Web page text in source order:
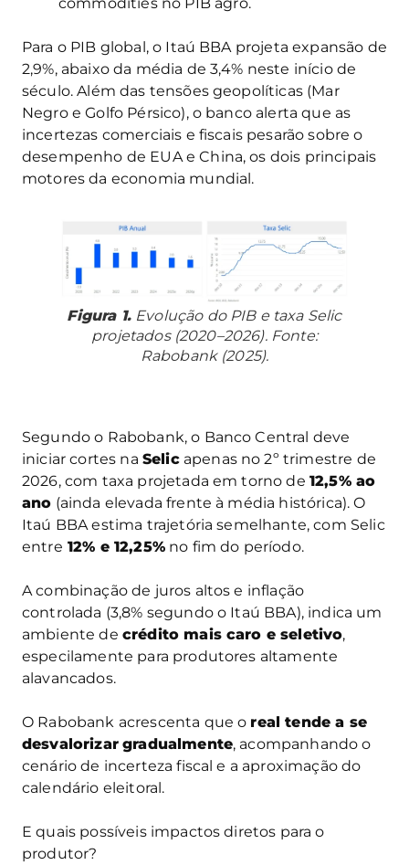
commodities no PIB agro.
Para o PIB global, o Itaú BBA projeta expansão de
2,9%, abaixo da média de 3,4% neste início de
século. Além das tensões geopolíticas (Mar
Negro e Golfo Pérsico), o banco alerta que as
incertezas comerciais e fiscais pesarão sobre o
desempenho de EUA e China, os dois principais
motores da economia mundial.
Figura 1.Evolução do PIB e taxa Selic
projetados (2020–2026). Fonte:
Rabobank (2025).
Segundo o Rabobank, o Banco Central deve
iniciar cortes na Selicapenas no 2º trimestre de
2026, com taxa projetada em torno de 12,5% ao
ano (ainda elevada frente à média histórica). O
Itaú BBA estima trajetória semelhante, com Selic
entre 12% e 12,25%no fim do período.
A combinação de juros altos e inflação
controlada (3,8% segundo o Itaú BBA), indica um
ambiente de crédito mais caro e seletivo,
especilamente para produtores altamente
alavancados.
O Rabobank acrescenta que o real tende a se
desvalorizar gradualmente, acompanhando o
cenário de incerteza fiscal e a aproximação do
calendário eleitoral.
E quais possíveis impactos diretos para o
produtor?